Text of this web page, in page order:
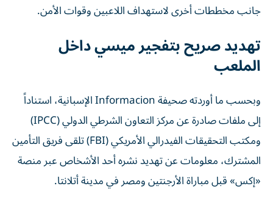
جانب مخططات أخرى لاستهداف اللاعبين وقوات الأمن.
تهديد صريح بتفجير ميسي داخل
الملعب
وبحسب ما أوردته صحيفة Informacion الإسبانية، استناداً
إلى ملفات صادرة عن مركز التعاون الشرطي الدولي (IPCC)
ومكتب التحقيقات الفيدرالي الأمريكي (FBI) تلقى فريق التأمين
المشترك، معلومات عن تهديد نشره أحد الأشخاص عبر منصة
«إكس» قبل مباراة الأرجنتين ومصر في مدينة أتلانتا.